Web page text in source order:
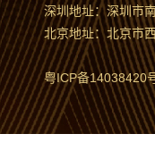
深圳地址：深圳市
北京地址：北京市
粤ICP备14038420